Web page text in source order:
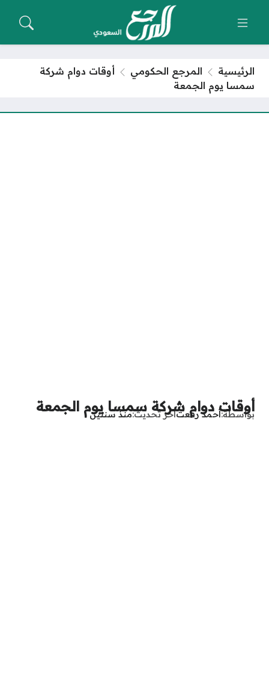
الرئيسية المرجع الحكومي
أوقات دوام شركة
سمسا يوم الجمعة
أوقات دوام شركة سمسا يوم الجمعة
بواسطةأحمد رفعتآخر تحديثمنذ سنتين